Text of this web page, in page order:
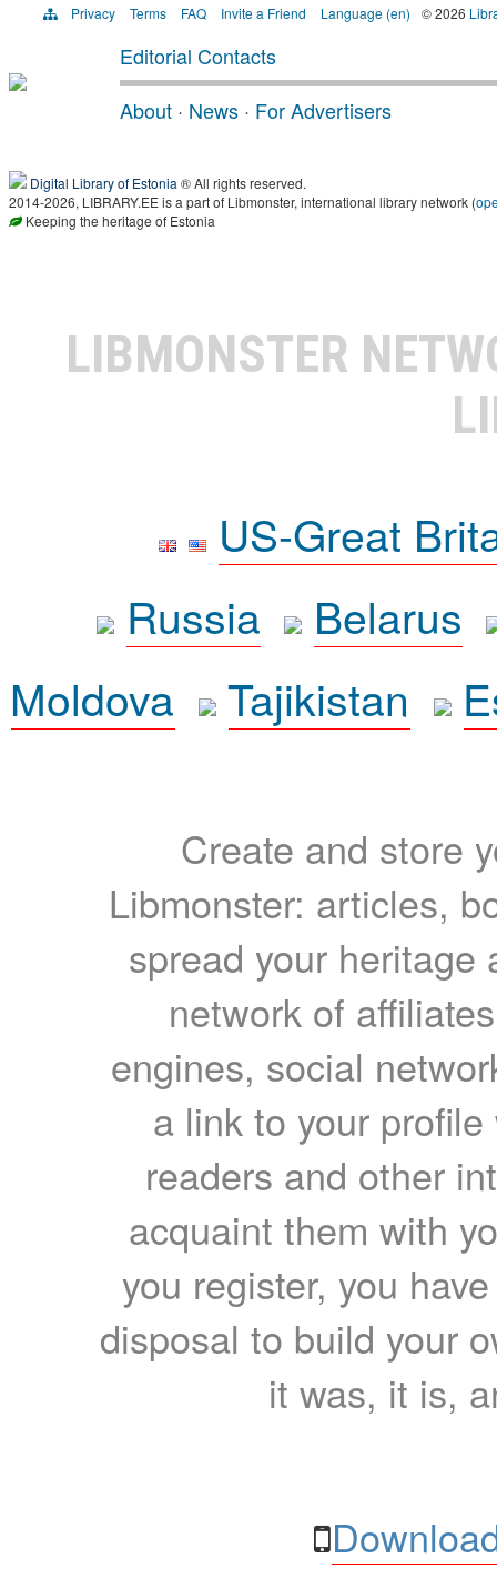
Privacy Terms FAQ Invite a Friend Language (en) © 2026
Editorial Contacts
About · News · For Advertisers
Digital Library of Estonia ® All rights reserved.
2014-2026, LIBRARY.EE is a part of Libmonster, international library network (
Keeping the heritage of Estonia
LIBMONSTER
US-Great
Russia
Belarus
Moldova
Tajikistan
Create and store
Libmonster: articles,
spread your heritage
network of
engines, social
a link to your
readers and other
acquaint them with
you register, you
disposal to build your
it was, it is,